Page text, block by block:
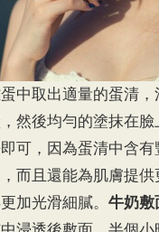
中取出適量的蛋清
然後均勻的塗抹在臉
可，因為蛋清中含有
而且還能為肌膚提供
加光滑細膩。牛奶敷